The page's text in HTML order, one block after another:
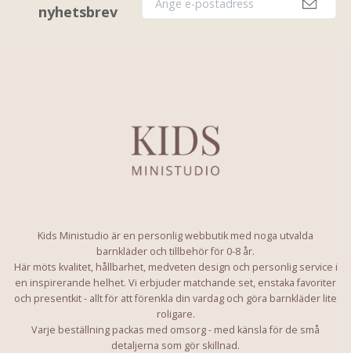
nyhetsbrev
Kids Ministudio är en personlig webbutik med noga utvalda
barnkläder och tillbehör för 0-8 år.
Här möts kvalitet, hållbarhet, medveten design och personlig service i
en inspirerande helhet. Vi erbjuder matchande set, enstaka favoriter
och presentkit - allt för att förenkla din vardag och göra barnkläder lite
roligare.
Varje beställning packas med omsorg - med känsla för de små
detaljerna som gör skillnad.